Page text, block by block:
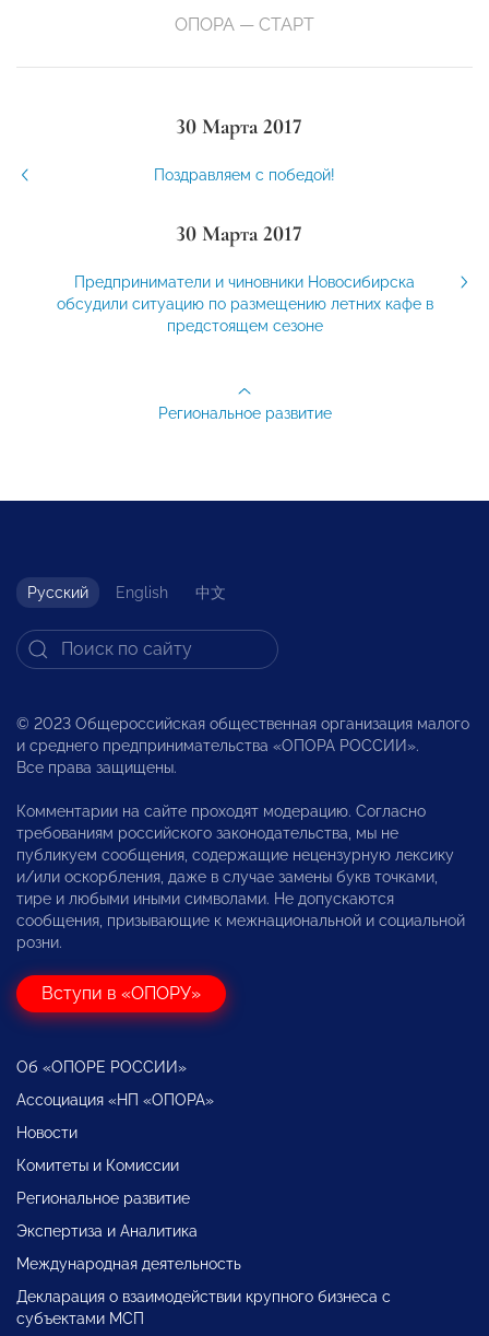
ОПОРА — СТАРТ
30 Марта 2017
Поздравляем с победой!
30 Марта 2017
Предприниматели и чиновники Новосибирска
обсудили ситуацию по размещению летних кафе в
предстоящем сезоне
Региональное развитие
Русский English 中文
© 2023 Общероссийская общественная организация малого
и среднего предпринимательства «ОПОРА РОССИИ».
Все права защищены.
Комментарии на сайте проходят модерацию. Согласно
требованиям российского законодательства, мы не
публикуем сообщения, содержащие нецензурную лексику
и/или оскорбления, даже в случае замены букв точками,
тире и любыми иными символами. Не допускаются
сообщения, призывающие к межнациональной и социальной
розни.
Вступи в «ОПОРУ»
Об «ОПОРЕ РОССИИ»
Ассоциация «НП «ОПОРА»
Новости
Комитеты и Комиссии
Региональное развитие
Экспертиза и Аналитика
Международная деятельность
Декларация о взаимодействии крупного бизнеса с
субъектами МСП